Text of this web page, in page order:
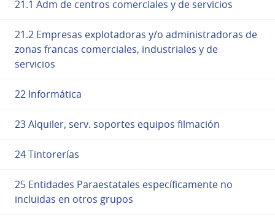
21.1 Adm de centros comerciales y de servicios
21.2 Empresas explotadoras y/o administradoras de
zonas francas comerciales, industriales y de
servicios
22 Informática
23 Alquiler, serv. soportes equipos filmación
24 Tintorerías
25 Entidades Paraestatales específicamente no
incluidas en otros grupos